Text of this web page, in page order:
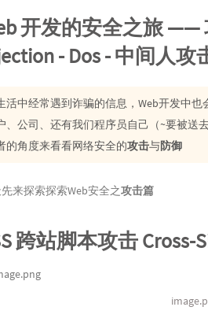
开发的安全之旅 ——
- Dos - 中间人攻
活中经常遇到诈骗的信息，Web开发中
、公司、还有我们程序员自己（~要被送
的角度来看看网络安全的攻击与防御
来探索探索Web安全之攻击篇
跨站脚本攻击 Cross-